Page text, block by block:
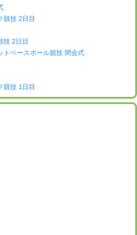
競技 2日目
技 2日目
トベースボール競技 閉会式
競技 1日目